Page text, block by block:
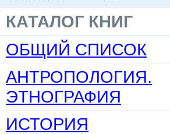
КАТАЛОГ КНИГ
ОБЩИЙ СПИСОК
АНТРОПОЛОГИЯ.
ЭТНОГРАФИЯ
ИСТОРИЯ